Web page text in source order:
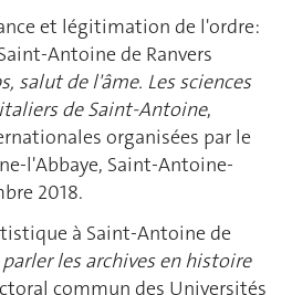
et légitimation de l'ordre:
Antoine de Ranvers
salut de l'âme. Les sciences
de Saint-Antoine,
organisées par le
l'Abbaye, Saint-Antoine-
2018.
à Saint-Antoine de
parler les archives en histoire
commun des Universités